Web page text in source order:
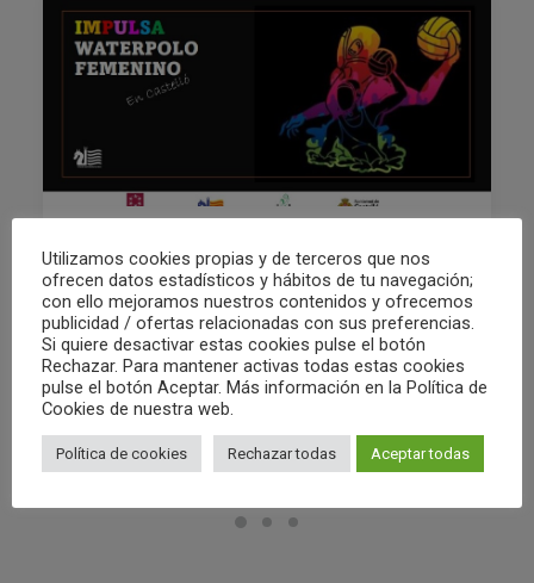
02/05/2022
PROYECTO IMPULSA DEPORTE
FEMENINO 12/05/22
by Club Waterpolo Castelló
Utilizamos cookies propias y de terceros que nos
ofrecen datos estadísticos y hábitos de tu navegación;
con ello mejoramos nuestros contenidos y ofrecemos
publicidad / ofertas relacionadas con sus preferencias.
Si quiere desactivar estas cookies pulse el botón
Rechazar. Para mantener activas todas estas cookies
pulse el botón Aceptar. Más información en la Política de
Cookies de nuestra web.
Política de cookies Rechazar todas Aceptar todas